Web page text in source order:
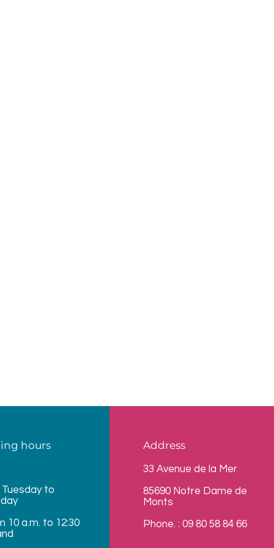
hours
Tuesday to
10 a.m. to 12:30
Address
33 Avenue de la Mer
85690 Notre Dame de
Monts
Phone. : 09 80 58 84 66